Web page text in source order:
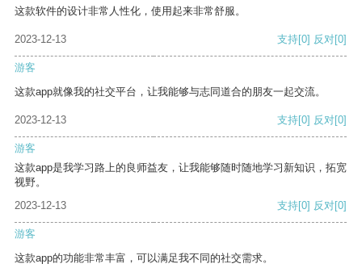
这款软件的设计非常人性化，使用起来非常舒服。
2023-12-13 支持[0] 反对[0]
游客
这款app就像我的社交平台，让我能够与志同道合的朋友一起交流。
2023-12-13 支持[0] 反对[0]
游客
这款app是我学习路上的良师益友，让我能够随时随地学习新知识，拓宽
视野。
2023-12-13
支持[0] 反对[0]
游客
这款app的功能非常丰富，可以满足我不同的社交需求。